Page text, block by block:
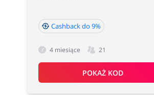
Cashback do 9%
4 miesiące 21
POKAŻ KOD